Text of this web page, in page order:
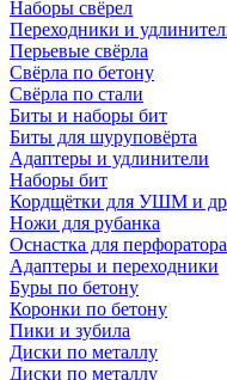
Наборы свёрел
Переходники и
Перьевые свёрла
Свёрла по бетону
Свёрла по стали
Биты и наборы бит
Биты для шуруповёрта
Адаптеры и удлинители
Наборы бит
Кордщётки для УШМ и
Ножи для рубанка
Оснастка для перфоратора
Адаптеры и переходники
Буры по бетону
Коронки по бетону
Пики и зубила
Диски по металлу
Диски по металлу